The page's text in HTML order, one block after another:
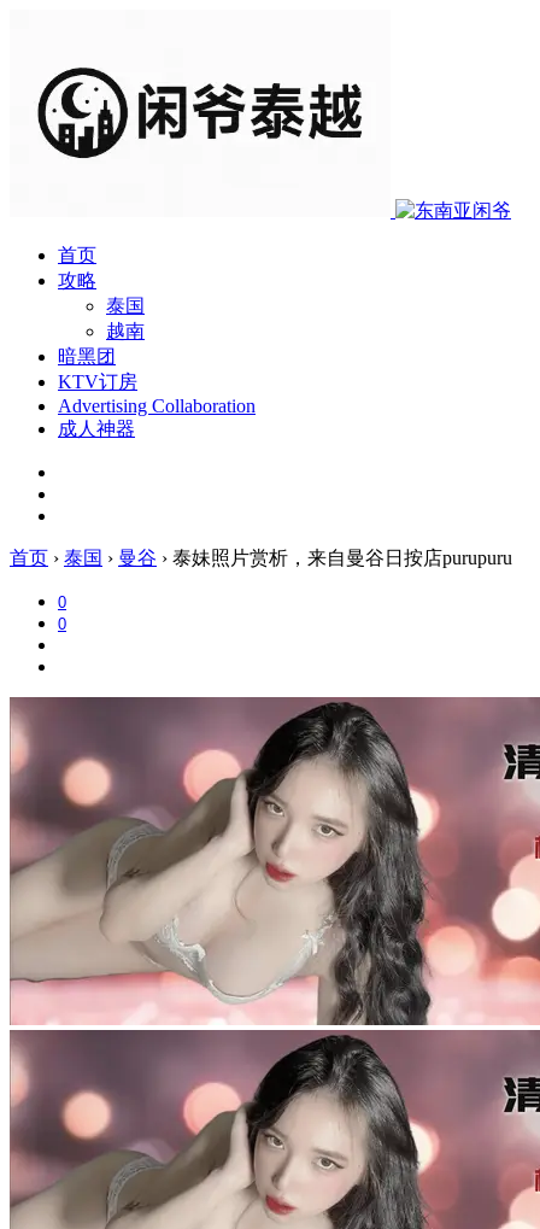
首页
攻略
泰国
越南
暗黑团
KTV订房
Advertising Collaboration
成人神器
首页 › 泰国 › 曼谷 › 泰妹照片赏析，来自曼谷日按店purupuru
0
0